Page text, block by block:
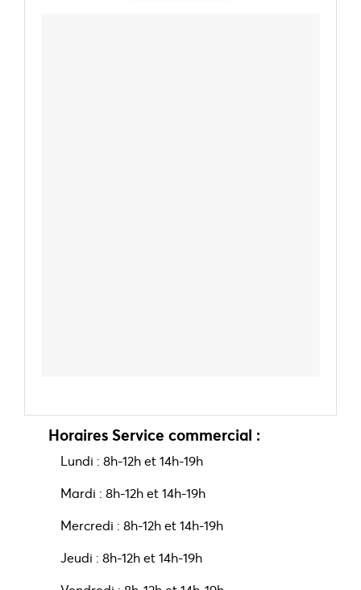
Horaires Service commercial :
Lundi : 8h-12h et 14h-19h
Mardi : 8h-12h et 14h-19h
Mercredi : 8h-12h et 14h-19h
Jeudi : 8h-12h et 14h-19h